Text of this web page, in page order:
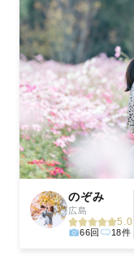
のぞみ
広島
5.0
66回 18件